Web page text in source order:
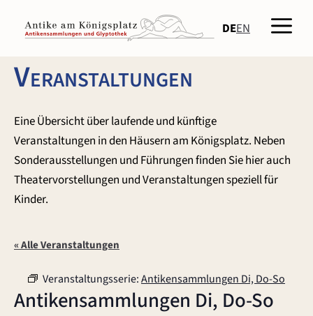
Inhalt
springen
DEEN
Veranstaltungen
Eine Übersicht über laufende und künftige
Veranstaltungen in den Häusern am Königsplatz. Neben
Sonderausstellungen und Führungen finden Sie hier auch
Theatervorstellungen und Veranstaltungen speziell für
Kinder.
« Alle Veranstaltungen
Veranstaltungsserie:Antikensammlungen Di, Do-So
Antikensammlungen Di, Do-So